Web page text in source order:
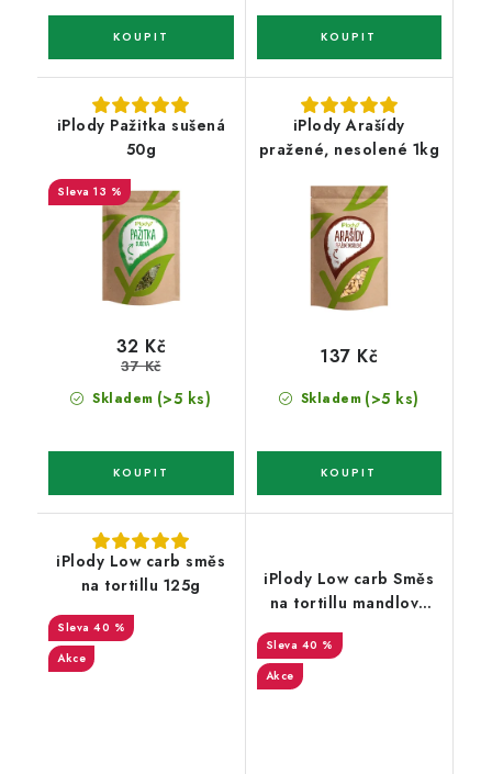
iPlody Pažitka sušená
50g
13 %
Skladem (>5 ks)
32 Kč
37 Kč
iPlody Arašídy
pražené, nesolené 1kg
Skladem (>5 ks)
137 Kč
iPlody Low carb směs
na tortillu 125g
40 %
Akce
iPlody Low carb Směs
na tortillu mandlová
125g
40 %
Akce